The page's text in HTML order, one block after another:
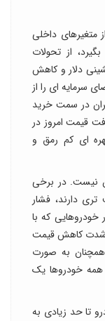
متغیرهای داخلی
از تحولات
دلار و کاهش
سرمایه ای را از
در سمت خرید
قیمت امروز در
ای کم رمق و
نیست. در برخی
دارند، فشار
که با
شدت کاهش قیمت
همچنان به صورت
همه خودروها یک
تا حد زیادی به